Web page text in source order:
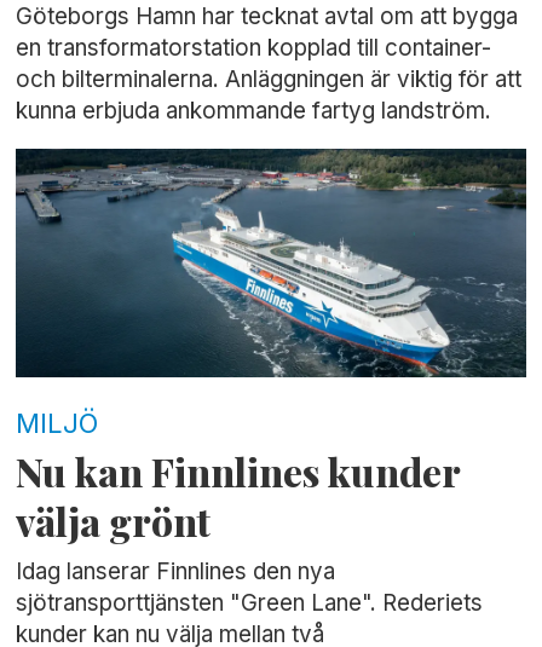
Göteborgs Hamn har tecknat avtal om att bygga
en transformatorstation kopplad till container-
och bilterminalerna. Anläggningen är viktig för att
kunna erbjuda ankommande fartyg landström.
MILJÖ
Nu kan Finnlines kunder
välja grönt
Idag lanserar Finnlines den nya
sjötransporttjänsten "Green Lane". Rederiets
kunder kan nu välja mellan två